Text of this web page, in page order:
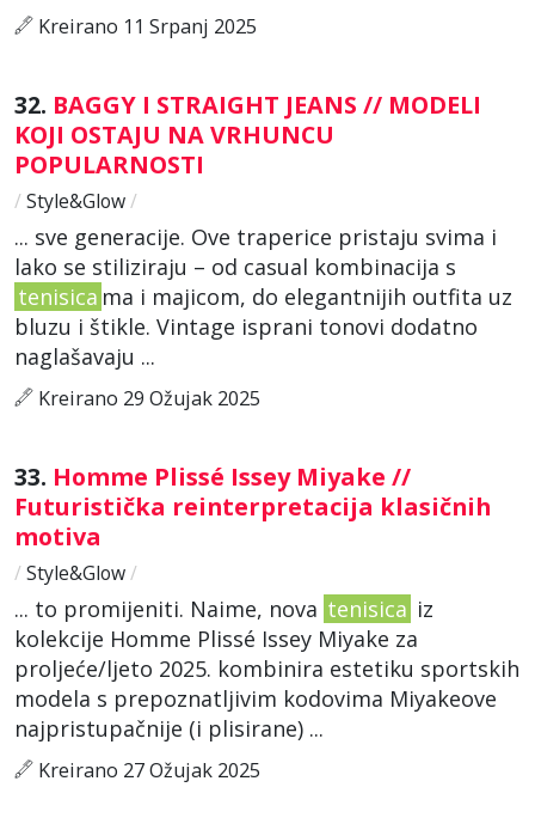
Kreirano 11 Srpanj 2025
32. BAGGY I STRAIGHT JEANS // MODELI
KOJI OSTAJU NA VRHUNCU
POPULARNOSTI
/ Style&Glow/
... sve generacije. Ove traperice pristaju svima i
lako se stiliziraju – od casual kombinacija s
tenisica ma i majicom, do elegantnijih outfita uz
bluzu i štikle. Vintage isprani tonovi dodatno
naglašavaju ...
Kreirano 29 Ožujak 2025
33. Homme Plissé Issey Miyake //
Futuristička reinterpretacija klasičnih
motiva
/ Style&Glow/
... to promijeniti. Naime, nova tenisica iz
kolekcije Homme Plissé Issey Miyake za
proljeće/ljeto 2025. kombinira estetiku sportskih
modela s prepoznatljivim kodovima Miyakeove
najpristupačnije (i plisirane) ...
Kreirano 27 Ožujak 2025